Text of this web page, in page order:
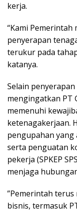
kerja.
“Kami
penyerapan
terukur pada
katanya.
​Selain
mengingatkan PT
memenuhi
ketenagakerjaan.
pengupahan
serta penguatan
pekerja (SPKEP
menjaga
​”Pemerintah
bisnis, termasuk